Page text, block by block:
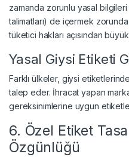
zamanda zorunlu yasal
talimatları) de içermek
tüketici hakları açısından
Yasal Giysi Etiketi
Farklı ülkeler, giysi
talep eder. İhracat yapan
gereksinimlerine uygun etiketler
6. Özel Etiket
Özgünlüğü